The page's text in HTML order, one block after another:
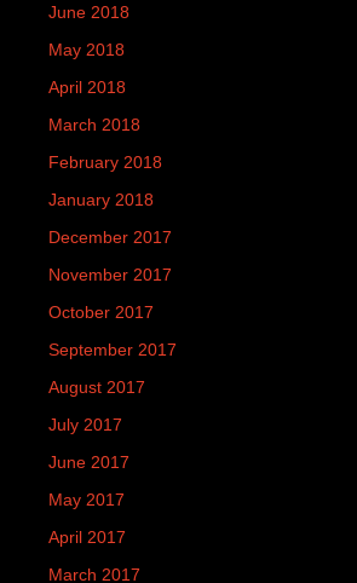
June 2018
May 2018
April 2018
March 2018
February 2018
January 2018
December 2017
November 2017
October 2017
September 2017
August 2017
July 2017
June 2017
May 2017
April 2017
March 2017